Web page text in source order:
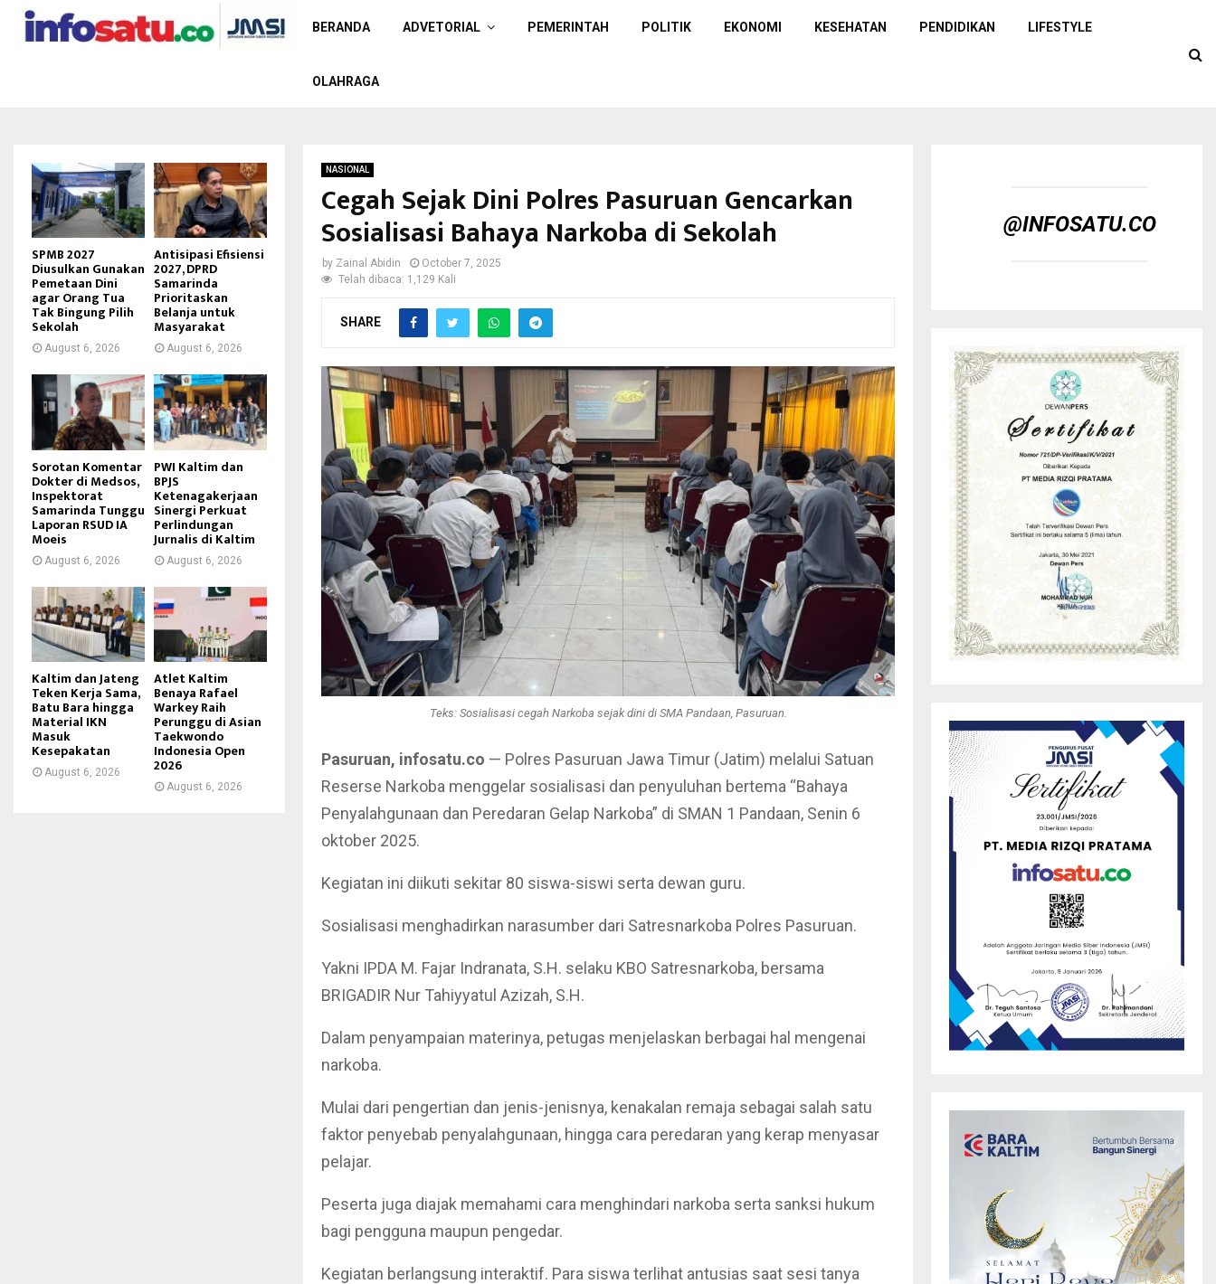
BERANDA ADVETORIAL PEMERINTAH POLITIK EKONOMI KESEHATAN PENDIDIKAN LIFESTYLE
OLAHRAGA
NASIONAL
Cegah Sejak Dini Polres Pasuruan Gencarkan
Sosialisasi Bahaya Narkoba di Sekolah
by Zainal Abidin
October 7, 2025
Telah dibaca: 1,129 Kali
SHARE
Teks: Sosialisasi cegah Narkoba sejak dini di SMA Pandaan, Pasuruan.
Pasuruan, infosatu.co — Polres Pasuruan Jawa Timur (Jatim) melalui Satuan
Reserse Narkoba menggelar sosialisasi dan penyuluhan bertema “Bahaya
Penyalahgunaan dan Peredaran Gelap Narkoba” di SMAN 1 Pandaan, Senin 6
oktober 2025.
Kegiatan ini diikuti sekitar 80 siswa-siswi serta dewan guru.
Sosialisasi menghadirkan narasumber dari Satresnarkoba Polres Pasuruan.
Yakni IPDA M. Fajar Indranata, S.H. selaku KBO Satresnarkoba, bersama
BRIGADIR Nur Tahiyyatul Azizah, S.H.
Dalam penyampaian materinya, petugas menjelaskan berbagai hal mengenai
narkoba.
Mulai dari pengertian dan jenis-jenisnya, kenakalan remaja sebagai salah satu
faktor penyebab penyalahgunaan, hingga cara peredaran yang kerap menyasar
pelajar.
Peserta juga diajak memahami cara menghindari narkoba serta sanksi hukum
bagi pengguna maupun pengedar.
Kegiatan berlangsung interaktif. Para siswa terlihat antusias saat sesi tanya
SPMB 2027
Diusulkan Gunakan
Pemetaan Dini
agar Orang Tua
Tak Bingung Pilih
Sekolah
August 6, 2026
Antisipasi Efisiensi
2027, DPRD
Samarinda
Prioritaskan
Belanja untuk
Masyarakat
August 6, 2026
Sorotan Komentar
Dokter di Medsos,
Inspektorat
Samarinda Tunggu
Laporan RSUD IA
Moeis
August 6, 2026
PWI Kaltim dan
BPJS
Ketenagakerjaan
Sinergi Perkuat
Perlindungan
Jurnalis di Kaltim
August 6, 2026
Kaltim dan Jateng
Teken Kerja Sama,
Batu Bara hingga
Material IKN
Masuk
Kesepakatan
August 6, 2026
Atlet Kaltim
Benaya Rafael
Warkey Raih
Perunggu di Asian
Taekwondo
Indonesia Open
2026
August 6, 2026
@INFOSATU.CO